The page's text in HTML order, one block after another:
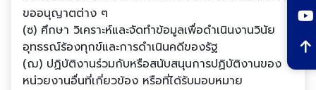
ขออนุญาตต่าง ๆ
(ซ) ศึกษา วิเคราะห์และจัดทําข้อมูลเพื่อดําเนินงานวินัย
อุทธรณ์ร้องทุกข์และการดําเนินคดีของรัฐ
(ฌ) ปฏิบัติงานร่วมกับหรือสนับสนุนการปฏิบัติงานของ
หน่วยงานอื่นที่เกี่ยวข้อง หรือที่ได้รับมอบหมาย